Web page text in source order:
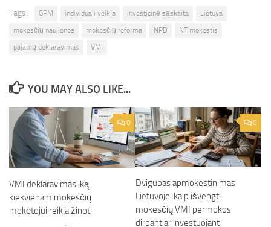
Tags: GPM individuali veikla investicinė sąskaita
Lietuva
mokesčių naujienos
mokesčių reforma NPD
NT mokestis
pajamų deklaravimas
VMI
YOU MAY ALSO LIKE...
0
VMI deklaravimas: ką
kiekvienam mokesčių
mokėtojui reikia žinoti
0
Dvigubas apmokestinimas
Lietuvoje: kaip išvengti
mokesčių VMI permokos
dirbant ar investuojant